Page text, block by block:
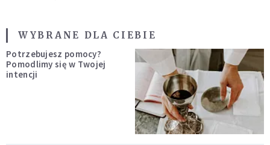
WYBRANE DLA CIEBIE
Potrzebujesz pomocy?
Pomodlimy się w Twojej
intencji